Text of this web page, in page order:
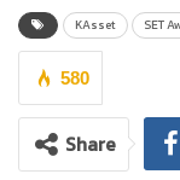
พรหมแพทย์, CFA, ปร
รับมอบรางวัลบลจ.ย
Company Awards)
Investment Officer
บลจ.กสิกรไทย เป็น
ความยั่งยืน (Best
KAsset SET
580
Share